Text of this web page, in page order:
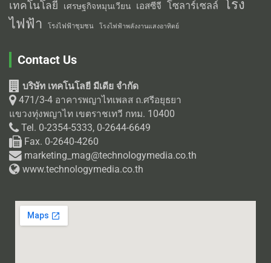
เทคโนโลยี เศรษฐกิจหมุนเวียน เอสซีจี โซลาร์เซลล์ โรง
ไฟฟ้า
โรงไฟฟ้าชุมชน โรงไฟฟ้าพลังงานแสงอาทิตย์
Contact Us
บริษัท เทคโนโลยี มีเดีย จำกัด
471/3-4 อาคารพญาไทเพลส ถ.ศรีอยุธยา
แขวงทุ่งพญาไท เขตราชเทวี กทม. 10400
Tel. 0-2354-5333, 0-2644-6649
Fax. 0-2640-4260
marketing_mag@technologymedia.co.th
www.technologymedia.co.th